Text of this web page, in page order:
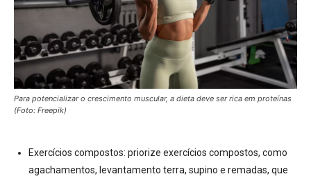
Para potencializar o crescimento muscular, a dieta deve ser rica em proteínas
(Foto: Freepik)
Exercícios compostos: priorize exercícios compostos, como
agachamentos, levantamento terra, supino e remadas, que